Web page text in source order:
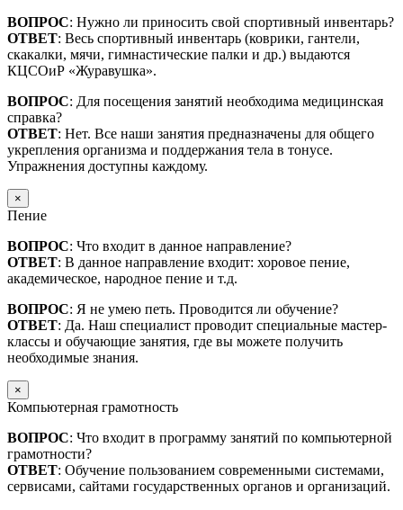
ВОПРОС: Нужно ли приносить свой спортивный инвентарь?
ОТВЕТ: Весь спортивный инвентарь (коврики, гантели,
скакалки, мячи, гимнастические палки и др.) выдаются
КЦСОиР «Журавушка».
ВОПРОС: Для посещения занятий необходима медицинская
справка?
ОТВЕТ: Нет. Все наши занятия предназначены для общего
укрепления организма и поддержания тела в тонусе.
Упражнения доступны каждому.
×
Пение
ВОПРОС: Что входит в данное направление?
ОТВЕТ: В данное направление входит: хоровое пение,
академическое, народное пение и т.д.
ВОПРОС: Я не умею петь. Проводится ли обучение?
ОТВЕТ: Да. Наш специалист проводит специальные мастер-
классы и обучающие занятия, где вы можете получить
необходимые знания.
×
Компьютерная грамотность
ВОПРОС: Что входит в программу занятий по компьютерной
грамотности?
ОТВЕТ: Обучение пользованием современными системами,
сервисами, сайтами государственных органов и организаций.